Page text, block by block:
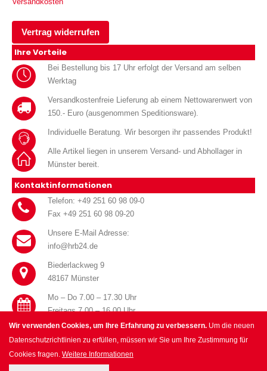
Wir verwenden Cookies, um Ihre Erfahrung zu verbessern. Um die neuen
Datenschutzrichtlinien zu erfüllen, müssen wir Sie um Ihre Zustimmung für
Cookies fragen. Weitere Informationen
Vertrag widerrufen
Ihre Vorteile
Bei Bestellung bis 17 Uhr erfolgt der Versand am selben
Werktag
Versandkostenfreie Lieferung ab einem Nettowarenwert von
150.- Euro (ausgenommen Speditionsware).
Individuelle Beratung. Wir besorgen ihr passendes Produkt!
Alle Artikel liegen in unserem Versand- und Abhollager in
Münster bereit.
Kontaktinformationen
Telefon: +49 251 60 98 09-0
Fax +49 251 60 98 09-20
Unsere E-Mail Adresse:
info@hrb24.de
Biederlackweg 9
48167 Münster
Mo – Do 7.00 – 17.30 Uhr
Freitags 7.00 – 16.00 Uhr